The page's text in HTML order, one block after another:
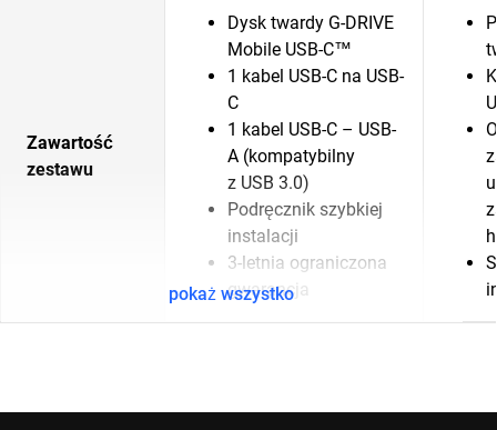
Zawartość
zestawu
Dysk twardy G-DRIVE
Mobile USB-C™
1 kabel USB-C na USB-
C
1 kabel USB-C – USB-
A (kompatybilny
z USB 3.0)
Podręcznik szybkiej
instalacji
3-letnia ograniczona
gwarancja
pokaż wszystko